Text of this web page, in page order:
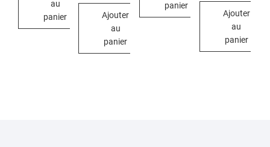
au
panier
était :
45,000 د.ت.
est :
27,000 د.ت.
Ajouter
au
panier
panier
était
est :
Ajouter
au
panier